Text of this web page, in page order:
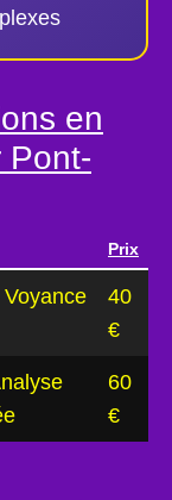
en
Pont-
Prix
40
€
60
€